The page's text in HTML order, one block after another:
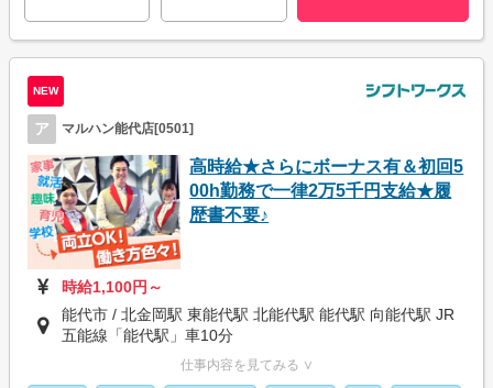
NEW
ア マルハン能代店[0501]
高時給★さらにボーナス有＆初回5
00h勤務で一律2万5千円支給★履
歴書不要♪
時給1,100円～
能代市 / 北金岡駅 東能代駅 北能代駅 能代駅 向能代駅 JR
五能線「能代駅」車10分
仕事内容を見てみる ∨